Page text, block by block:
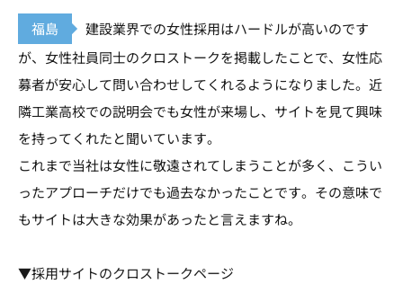
福島
建設業界での女性採用はハードルが高いのです
が、女性社員同士のクロストークを掲載したことで、女性応
募者が安心して問い合わせしてくれるようになりました。近
隣工業高校での説明会でも女性が来場し、サイトを見て興味
を持ってくれたと聞いています。
これまで当社は女性に敬遠されてしまうことが多く、こうい
ったアプローチだけでも過去なかったことです。その意味で
もサイトは大きな効果があったと言えますね。
▼採用サイトのクロストークページ